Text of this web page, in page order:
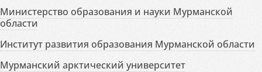
Министерство образования и науки Мурманской
области
Институт развития образования Мурманской области
Мурманский арктический университет